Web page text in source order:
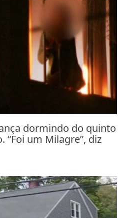
dormindo do quinto
“Foi um Milagre”, diz